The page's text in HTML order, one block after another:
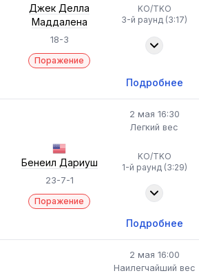
Джек Делла
Маддалена
18-3
Поражение
KO/TKO
3-й раунд (3:17)
Подробнее
2 мая 16:30
Легкий вес
Бенеил Дариуш
23-7-1
Поражение
KO/TKO
1-й раунд (3:29)
Подробнее
2 мая 16:00
Наилегчайший вес